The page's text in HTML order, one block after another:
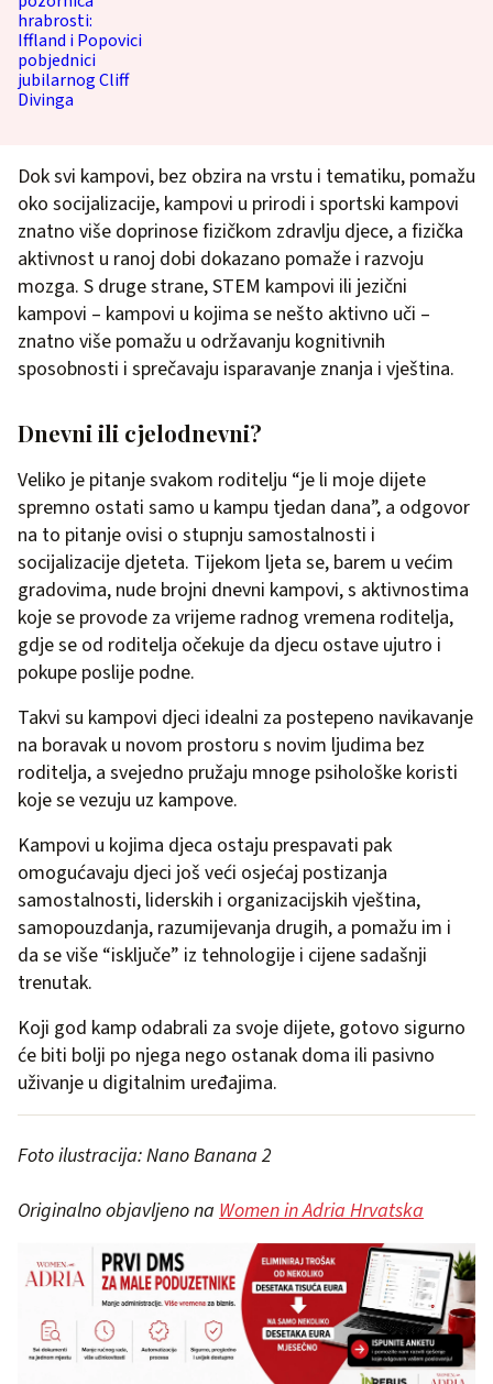
Dok svi kampovi, bez obzira na vrstu i tematiku, pomažu
oko socijalizacije, kampovi u prirodi i sportski kampovi
znatno više doprinose fizičkom zdravlju djece, a fizička
aktivnost u ranoj dobi dokazano pomaže i razvoju
mozga. S druge strane, STEM kampovi ili jezični
kampovi – kampovi u kojima se nešto aktivno uči –
znatno više pomažu u održavanju kognitivnih
sposobnosti i sprečavaju isparavanje znanja i vještina.
Dnevni ili cjelodnevni?
Veliko je pitanje svakom roditelju “je li moje dijete
spremno ostati samo u kampu tjedan dana”, a odgovor
na to pitanje ovisi o stupnju samostalnosti i
socijalizacije djeteta. Tijekom ljeta se, barem u većim
gradovima, nude brojni dnevni kampovi, s aktivnostima
koje se provode za vrijeme radnog vremena roditelja,
gdje se od roditelja očekuje da djecu ostave ujutro i
pokupe poslije podne.
Takvi su kampovi djeci idealni za postepeno navikavanje
na boravak u novom prostoru s novim ljudima bez
roditelja, a svejedno pružaju mnoge psihološke koristi
koje se vezuju uz kampove.
Kampovi u kojima djeca ostaju prespavati pak
omogućavaju djeci još veći osjećaj postizanja
samostalnosti, liderskih i organizacijskih vještina,
samopouzdanja, razumijevanja drugih, a pomažu im i
da se više “isključe” iz tehnologije i cijene sadašnji
trenutak.
Koji god kamp odabrali za svoje dijete, gotovo sigurno
će biti bolji po njega nego ostanak doma ili pasivno
uživanje u digitalnim uređajima.
Foto ilustracija: Nano Banana 2
Originalno objavljeno na Women in Adria Hrvatska